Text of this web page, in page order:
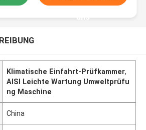
uns
Klimatische Einfahrt-Prüfkammer,
AISI Leichte Wartung Umweltprüfu
ng Maschine
China